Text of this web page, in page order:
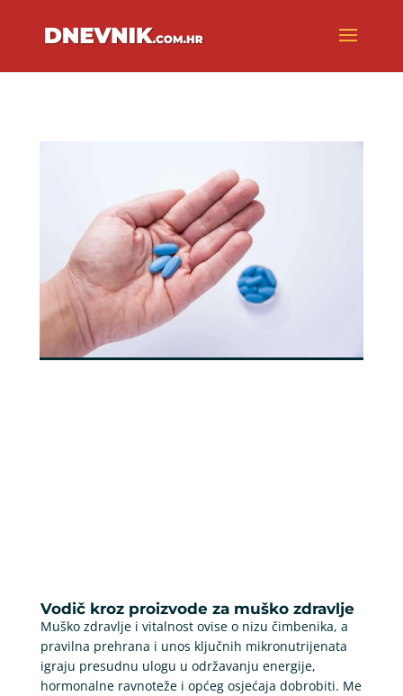
Vodič kroz proizvode za muško zdravlje
Muško zdravlje i vitalnost ovise o nizu čimbenika, a
pravilna prehrana i unos ključnih mikronutrijenata
igraju presudnu ulogu u održavanju energije,
hormonalne ravnoteže i općeg osjećaja dobrobiti. Me